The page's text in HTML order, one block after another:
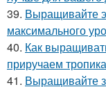
39. Выращивайте
максимального
40. Как
приручаем
41. Выращивайте